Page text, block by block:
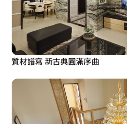
質材譜寫 新古典圓滿序曲